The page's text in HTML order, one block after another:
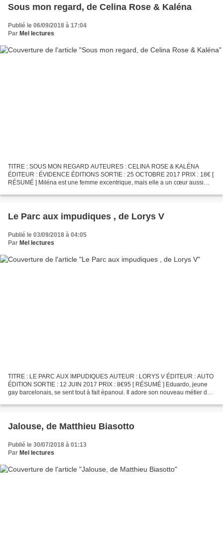
Sous mon regard, de Celina Rose & Kaléna
Publié le 06/09/2018 à 17:04
Par Mel lectures
TITRE : SOUS MON REGARD AUTEURES : CELINA ROSE & KALÉNA
ÉDITEUR : ÉVIDENCE ÉDITIONS SORTIE : 25 OCTOBRE 2017 PRIX : 18€ [
RÉSUMÉ ] Miléna est une femme excentrique, mais elle a un cœur aussi
Le Parc aux impudiques , de Lorys V
Publié le 03/09/2018 à 04:05
Par Mel lectures
TITRE : LE PARC AUX IMPUDIQUES AUTEUR : LORYS V ÉDITEUR : AUTO
ÉDITION SORTIE : 12 JUIN 2017 PRIX : 8€95 [ RÉSUMÉ ] Eduardo, jeune
gay barcelonais, se sent tout à fait épanoui. Il adore son nouveau métier de
Jalouse, de Matthieu Biasotto
Publié le 30/07/2018 à 01:13
Par Mel lectures